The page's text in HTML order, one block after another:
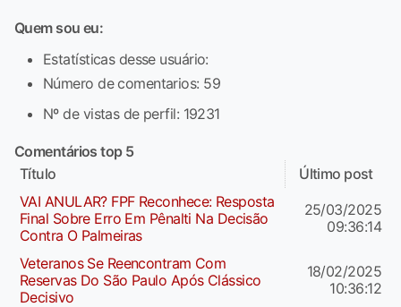
Quem sou eu:
Estatísticas desse usuário:
Número de comentarios: 59
Nº de vistas de perfil: 19231
Comentários top 5
Título
Último post
VAI ANULAR? FPF Reconhece: Resposta
Final Sobre Erro Em Pênalti Na Decisão
Contra O Palmeiras
25/03/2025
09:36:14
Veteranos Se Reencontram Com
Reservas Do São Paulo Após Clássico
Decisivo
18/02/2025
10:36:12